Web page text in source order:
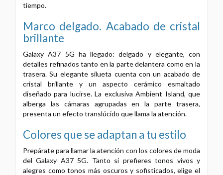
tiempo.
Marco delgado. Acabado de cristal
brillante
Galaxy A37 5G ha llegado: delgado y elegante, con
detalles refinados tanto en la parte delantera como en la
trasera. Su elegante silueta cuenta con un acabado de
cristal brillante y un aspecto cerámico esmaltado
diseñado para lucirse. La exclusiva Ambient Island, que
alberga las cámaras agrupadas en la parte trasera,
presenta un efecto translúcido que llama la atención.
Colores que se adaptan a tu estilo
Prepárate para llamar la atención con los colores de moda
del Galaxy A37 5G. Tanto si prefieres tonos vivos y
alegres como tonos más oscuros y sofisticados, elige el